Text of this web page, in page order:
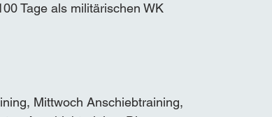
Tage als militärischen WK
Mittwoch Anschiebtraining,